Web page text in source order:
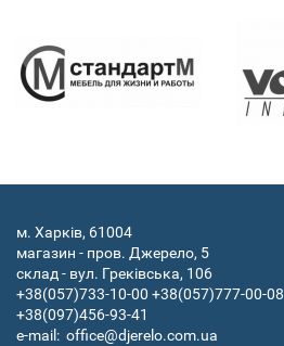
м. Харків, 61004
магазин - пров. Джерело, 5
склад - вул. Греківська, 106
+38(057)733-10-00 +38(057)777-00-08
+38(097)456-93-41
e-mail: office@djerelo.com.ua